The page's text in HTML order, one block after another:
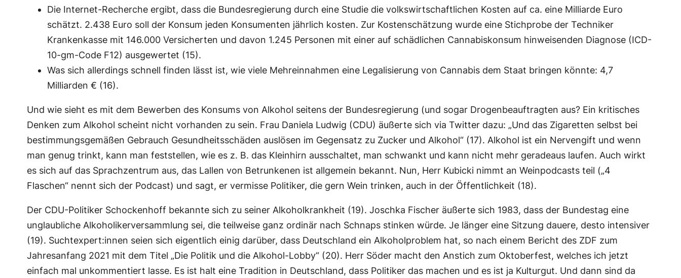
Die Internet-Recherche ergibt, dass die Bundesregierung durch eine Studie die volkswirtschaftlichen Kosten auf ca. eine Milliarde Euro
schätzt. 2.438 Euro soll der Konsum jeden Konsumenten jährlich kosten. Zur Kostenschätzung wurde eine Stichprobe der Techniker
Krankenkasse mit 146.000 Versicherten und davon 1.245 Personen mit einer auf schädlichen Cannabiskonsum hinweisenden Diagnose (ICD-
10-gm-Code F12) ausgewertet (15).
Was sich allerdings schnell finden lässt ist, wie viele Mehreinnahmen eine Legalisierung von Cannabis dem Staat bringen könnte: 4,7
Milliarden € (16).
Und wie sieht es mit dem Bewerben des Konsums von Alkohol seitens der Bundesregierung (und sogar Drogenbeauftragten aus? Ein kritisches
Denken zum Alkohol scheint nicht vorhanden zu sein. Frau Daniela Ludwig (CDU) äußerte sich via Twitter dazu: „Und das Zigaretten selbst bei
bestimmungsgemäßen Gebrauch Gesundheitsschäden auslösen im Gegensatz zu Zucker und Alkohol“ (17). Alkohol ist ein Nervengift und wenn
man genug trinkt, kann man feststellen, wie es z. B. das Kleinhirn ausschaltet, man schwankt und kann nicht mehr geradeaus laufen. Auch wirkt
es sich auf das Sprachzentrum aus, das Lallen von Betrunkenen ist allgemein bekannt. Nun, Herr Kubicki nimmt an Weinpodcasts teil („4
Flaschen“ nennt sich der Podcast) und sagt, er vermisse Politiker, die gern Wein trinken, auch in der Öffentlichkeit (18).
Der CDU-Politiker Schockenhoff bekannte sich zu seiner Alkoholkrankheit (19). Joschka Fischer äußerte sich 1983, dass der Bundestag eine
unglaubliche Alkoholikerversammlung sei, die teilweise ganz ordinär nach Schnaps stinken würde. Je länger eine Sitzung dauere, desto intensiver
(19). Suchtexpert:innen seien sich eigentlich einig darüber, dass Deutschland ein Alkoholproblem hat, so nach einem Bericht des ZDF zum
Jahresanfang 2021 mit dem Titel „Die Politik und die Alkohol-Lobby“ (20). Herr Söder macht den Anstich zum Oktoberfest, welches ich jetzt
einfach mal unkommentiert lasse. Es ist halt eine Tradition in Deutschland, dass Politiker das machen und es ist ja Kulturgut. Und dann sind da